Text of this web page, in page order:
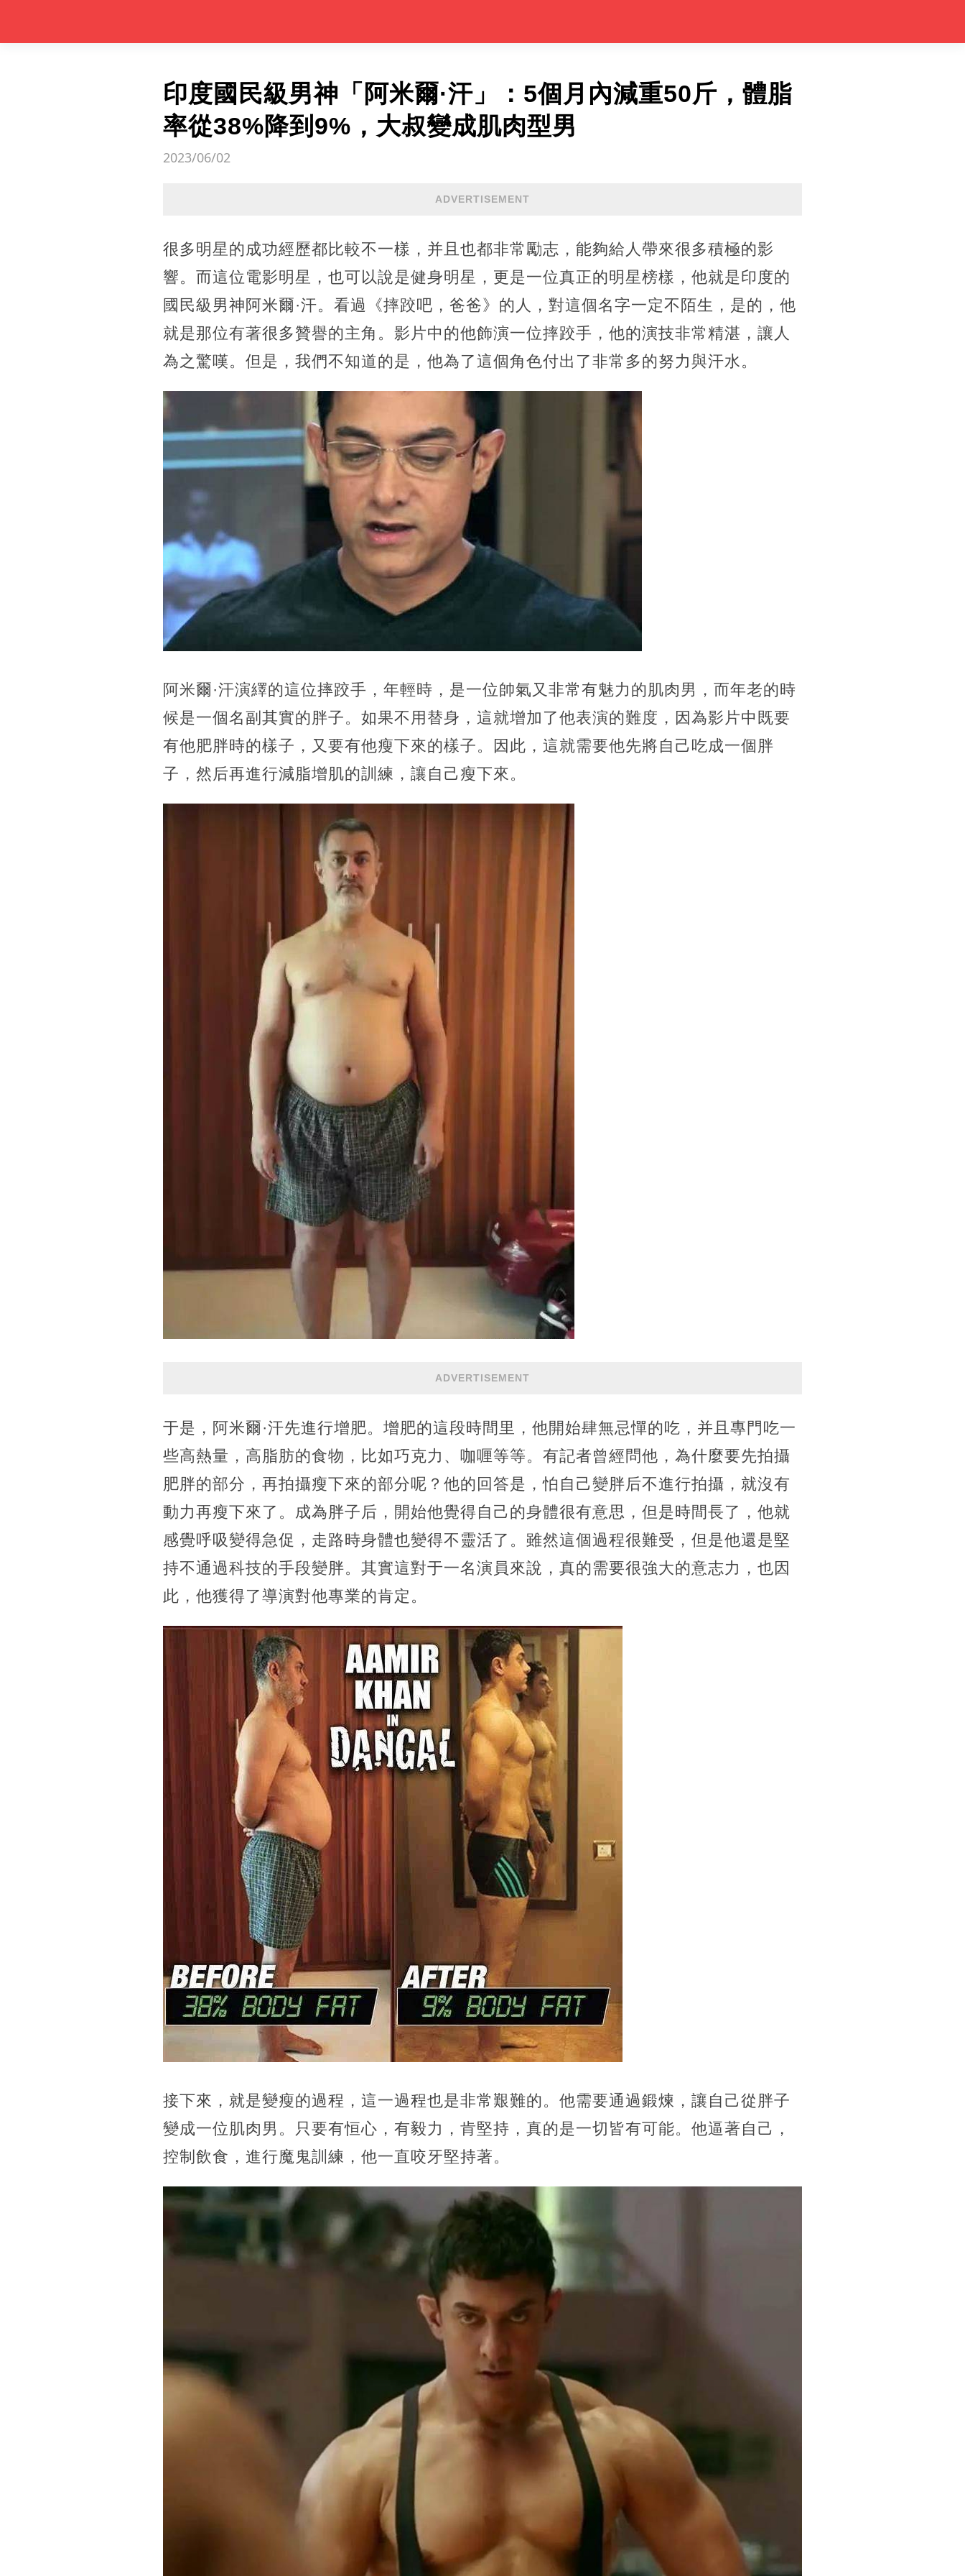
印度國民級男神「阿米爾·汗」：5個月內減重50斤，體脂
率從38%降到9%，大叔變成肌肉型男
2023/06/02
ADVERTISEMENT
​很多明星的成功經歷都比較不一樣，并且也都非常勵志，能夠給人帶來很多積極的影
響。而這位電影明星，也可以說是健身明星，更是一位真正的明星榜樣，他就是印度的
國民級男神阿米爾·汗。看過《摔跤吧，爸爸》的人，對這個名字一定不陌生，是的，他
就是那位有著很多贊譽的主角。影片中的他飾演一位摔跤手，他的演技非常精湛，讓人
為之驚嘆。但是，我們不知道的是，他為了這個角色付出了非常多的努力與汗水。
阿米爾·汗演繹的這位摔跤手，年輕時，是一位帥氣又非常有魅力的肌肉男，而年老的時
候是一個名副其實的胖子。如果不用替身，這就增加了他表演的難度，因為影片中既要
有他肥胖時的樣子，又要有他瘦下來的樣子。因此，這就需要他先將自己吃成一個胖
子，然后再進行減脂增肌的訓練，讓自己瘦下來。
ADVERTISEMENT
于是，阿米爾·汗先進行增肥。增肥的這段時間里，他開始肆無忌憚的吃，并且專門吃一
些高熱量，高脂肪的食物，比如巧克力、咖喱等等。有記者曾經問他，為什麼要先拍攝
肥胖的部分，再拍攝瘦下來的部分呢？他的回答是，怕自己變胖后不進行拍攝，就沒有
動力再瘦下來了。成為胖子后，開始他覺得自己的身體很有意思，但是時間長了，他就
感覺呼吸變得急促，走路時身體也變得不靈活了。雖然這個過程很難受，但是他還是堅
持不通過科技的手段變胖。其實這對于一名演員來說，真的需要很強大的意志力，也因
此，他獲得了導演對他專業的肯定。
接下來，就是變瘦的過程，這一過程也是非常艱難的。他需要通過鍛煉，讓自己從胖子
變成一位肌肉男。只要有恒心，有毅力，肯堅持，真的是一切皆有可能。他逼著自己，
控制飲食，進行魔鬼訓練，他一直咬牙堅持著。